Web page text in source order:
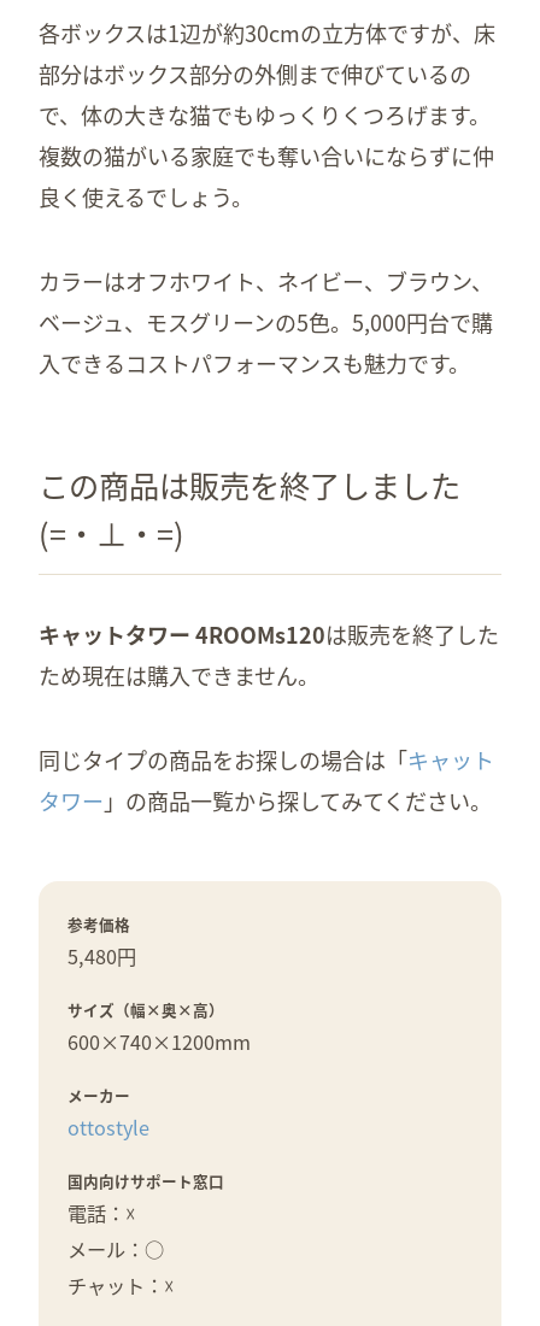
各ボックスは1辺が約30cmの立方体ですが、床
部分はボックス部分の外側まで伸びているの
で、体の大きな猫でもゆっくりくつろげます。
複数の猫がいる家庭でも奪い合いにならずに仲
良く使えるでしょう。
カラーはオフホワイト、ネイビー、ブラウン、
ベージュ、モスグリーンの5色。5,000円台で購
入できるコストパフォーマンスも魅力です。
この商品は販売を終了しました
(=・⊥・=)
キャットタワー 4ROOMs120は販売を終了した
ため現在は購入できません。
同じタイプの商品をお探しの場合は「キャット
タワー 」の商品一覧から探してみてください。
参考価格
5,480円
サイズ（幅×奥×高）
600×740×1200mm
メーカー
ottostyle
国内向けサポート窓口
電話：☓
メール：○
チャット：☓